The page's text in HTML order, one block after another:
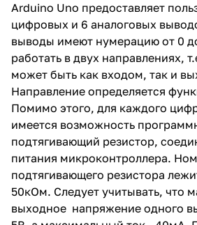
Arduino Uno предоставляет
цифровых и 6 аналоговых
выводы имеют нумерацию от 0
работать в двух направлениях,
может быть как входом, так и
Направление определяется
Помимо этого, для каждого
имеется возможность
подтягивающий резистор,
питания микроконтроллера.
подтягивающего резистора
50кОм. Следует учитывать, что
выходное напряжение одного